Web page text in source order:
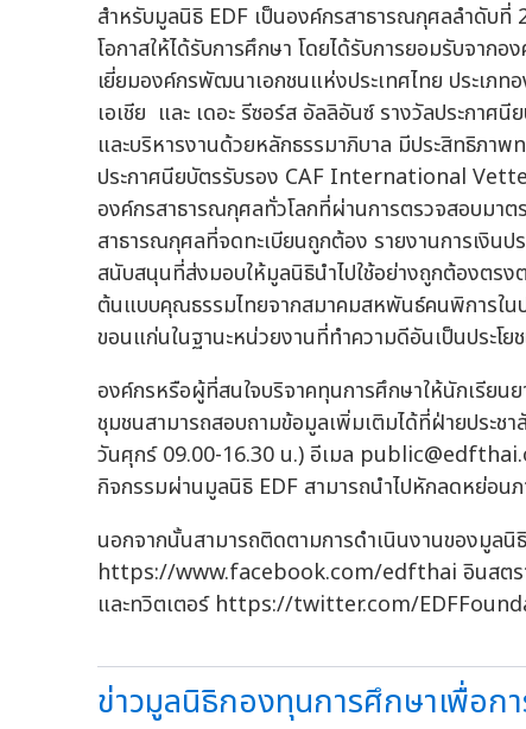
สำหรับมูลนิธิ EDF เป็นองค์กรสาธารณกุศลลำดับที่
โอกาสให้ได้รับการศึกษา โดยได้รับการยอมรับจาก
เยี่ยมองค์กรพัฒนาเอกชนแห่งประเทศไทย ประเภ
เอเชีย และ เดอะ รีซอร์ส อัลลิอันซ์ รางวัลประกา
และบริหารงานด้วยหลักธรรมาภิบาล มีประสิทธิภา
ประกาศนียบัตรรับรอง CAF International
องค์กรสาธารณกุศลทั่วโลกที่ผ่านการตรวจสอบมา
สาธารณกุศลที่จดทะเบียนถูกต้อง รายงานการเงินป
สนับสนุนที่ส่งมอบให้มูลนิธินำไปใช้อย่างถูกต้องตร
ต้นแบบคุณธรรมไทยจากสมาคมสหพันธ์คนพิการใน
ขอนแก่นในฐานะหน่วยงานที่ทำความดีอันเป็นประโ
องค์กรหรือผู้ที่สนใจบริจาคทุนการศึกษาให้นักเรียน
ชุมชนสามารถสอบถามข้อมูลเพิ่มเติมได้ที่ฝ่ายประ
วันศุกร์ 09.00-16.30 น.) อีเมล
กิจกรรมผ่านมูลนิธิ EDF สามารถนำไปหักลดหย่อน
นอกจากนั้นสามารถติดตามการดำเนินงานของมูล
https://www.facebook.com/edfthai อินส
และทวิตเตอร์ https://twitter.com/
ข่าวมูลนิธิกองทุนการศึกษาเพื่อก